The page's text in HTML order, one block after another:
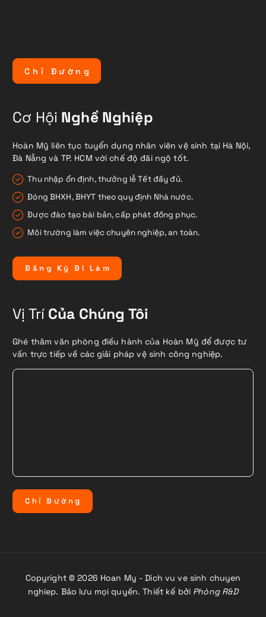
C h ỉ Đ ư ờ n g
Cơ Hội Nghề Nghiệp
Hoàn Mỹ liên tục tuyển dụng nhân viên vệ sinh tại Hà Nội,
Đà Nẵng và TP. HCM với chế độ đãi ngộ tốt.
Thu nhập ổn định, thưởng lễ Tết đầy đủ.
Đóng BHXH, BHYT theo quy định Nhà nước.
Được đào tạo bài bản, cấp phát đồng phục.
Môi trường làm việc chuyên nghiệp, an toàn.
Đ ă n g Ký Đ i L à m
Vị TríCủa Chúng Tôi
Ghé thăm văn phòng điều hành của Hoàn Mỹ để được tư
vấn trực tiếp về các giải pháp vệ sinh công nghiệp.
C hỉ Đ ườ ng
Copyright © 2026 Hoan My - Dich vu ve sinh chuyen
nghiep. Bảo lưu mọi quyền. Thiết kế bởi Phòng R&D